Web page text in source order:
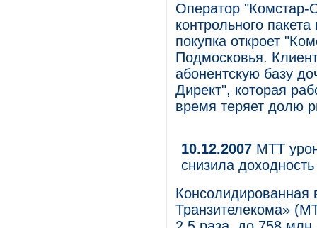
Оператор "Комстар-
контрольного
покупка откроет
Подмосковья.
абонентскую базу
Директ", которая
время теряет долю
10.12.2007 МТТ
снизила
Консолидированная
Транзителекома»